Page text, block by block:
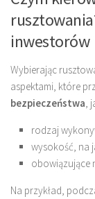
inwestorów
Wybierając
aspektami, które
bezpieczeństwa,
rodzaj
wysokość, na
obowiązujące
Na przykład,